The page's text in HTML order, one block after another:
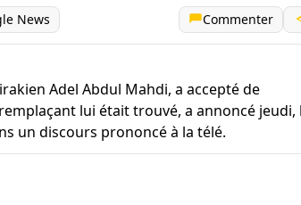
News Commenter
Adel Abdul Mahdi, a accepté de
lui était trouvé, a annoncé jeudi,
un discours prononcé à la télé.